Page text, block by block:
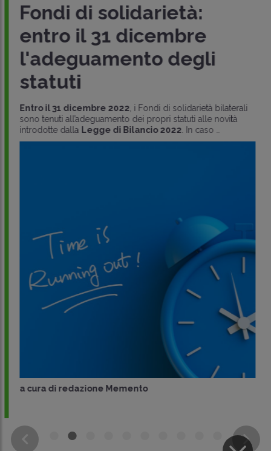
Fondi di solidarietà:
entro il 31 dicembre
l'adeguamento degli
statuti
Entro il 31 dicembre 2022, i Fondi di solidarietà bilaterali
sono tenuti all’adeguamento dei propri statuti alle novità
introdotte dallaLegge di Bilancio 2022. In caso ..
a cura diredazione Memento